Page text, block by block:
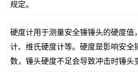
规定。
硬度计用于测量安全锤锤头的硬度值
计、维氏硬度计等。硬度是影响安全
数，锤头硬度不足会导致冲击时锤头